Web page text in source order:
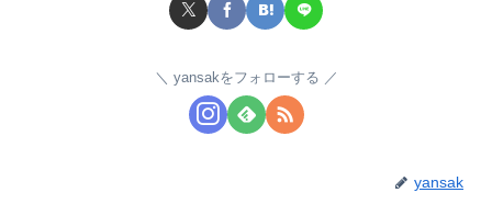
yansakをフォローする
yansak